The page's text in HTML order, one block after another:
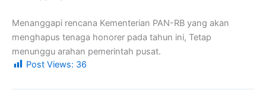
Menanggapi rencana Kementerian PAN-RB yang akan
menghapus tenaga honorer pada tahun ini, Tetap
menunggu arahan pemerintah pusat.
Post Views: 36